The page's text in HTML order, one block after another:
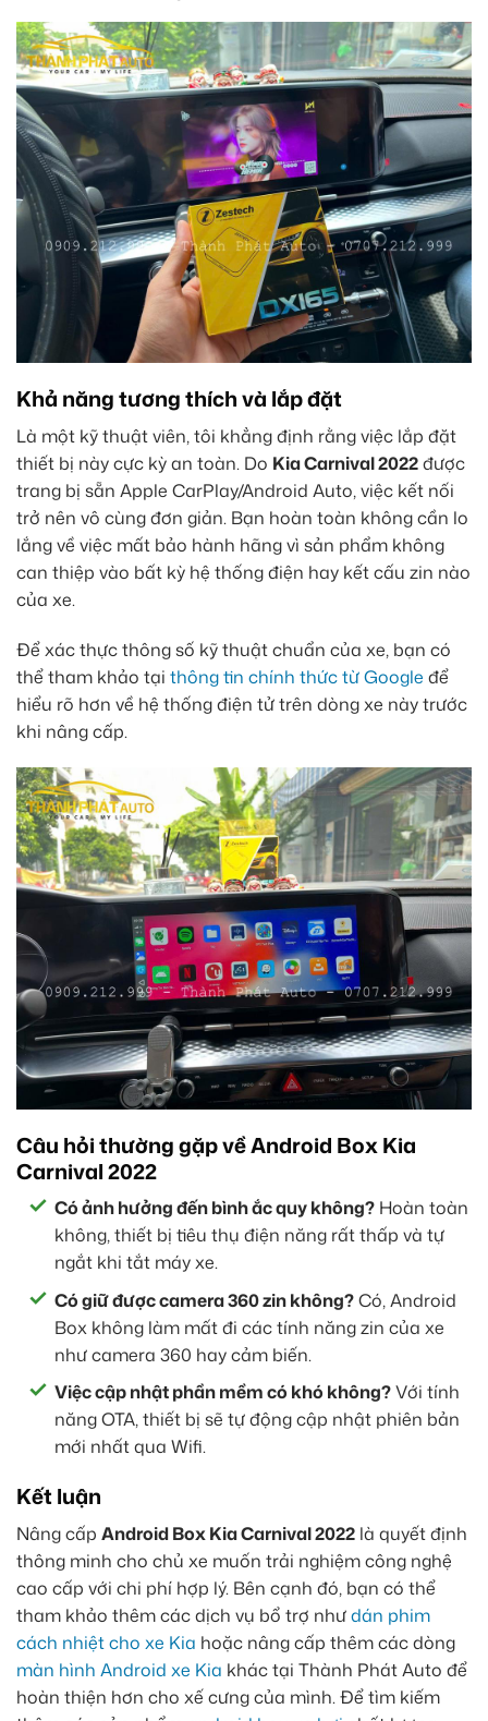
Khả năng tương thích và lắp đặt
Là một kỹ thuật viên, tôi khẳng định rằng việc lắp đặt
thiết bị này cực kỳ an toàn. Do Kia Carnival 2022được
trang bị sẵn Apple CarPlay/Android Auto, việc kết nối
trở nên vô cùng đơn giản. Bạn hoàn toàn không cần lo
lắng về việc mất bảo hành hãng vì sản phẩm không
can thiệp vào bất kỳ hệ thống điện hay kết cấu zin nào
của xe.
Để xác thực thông số kỹ thuật chuẩn của xe, bạn có
thể tham khảo tại thông tin chính thức từ Google để
hiểu rõ hơn về hệ thống điện tử trên dòng xe này trước
khi nâng cấp.
Câu hỏi thường gặp về Android Box Kia
Carnival 2022
Có ảnh hưởng đến bình ắc quy không? Hoàn toàn
không, thiết bị tiêu thụ điện năng rất thấp và tự
ngắt khi tắt máy xe.
Có giữ được camera 360 zin không?Có, Android
Box không làm mất đi các tính năng zin của xe
như camera 360 hay cảm biến.
Việc cập nhật phần mềm có khó không?Với tính
năng OTA, thiết bị sẽ tự động cập nhật phiên bản
mới nhất qua Wifi.
Kết luận
Nâng cấp Android Box Kia Carnival 2022 là quyết định
thông minh cho chủ xe muốn trải nghiệm công nghệ
cao cấp với chi phí hợp lý. Bên cạnh đó, bạn có thể
tham khảo thêm các dịch vụ bổ trợ nhưdán phim
cách nhiệt cho xe Kia hoặc nâng cấp thêm các dòng
màn hình Android xe Kia khác tại Thành Phát Auto để
hoàn thiện hơn cho xế cưng của mình. Để tìm kiếm